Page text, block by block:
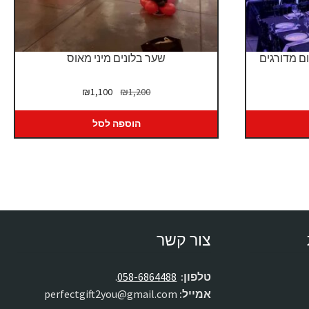
שער בלונים מיני מאוס
₪1,200
המחיר
היה:
₪1,200.
₪1,100
₪1,100.
הוספה לסל
צור קשר
טלפון: 058-6864488
.
אמייל: